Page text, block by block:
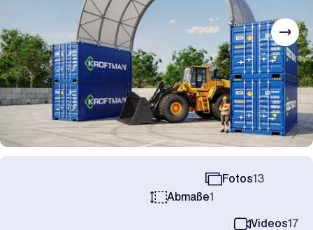
Fotos13
Abmaße1
Videos17